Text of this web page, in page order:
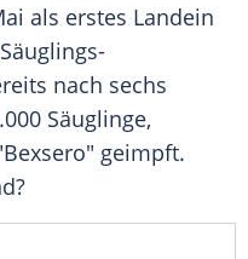
als erstes Landein
nach sechs
Säuglinge,
geimpft.